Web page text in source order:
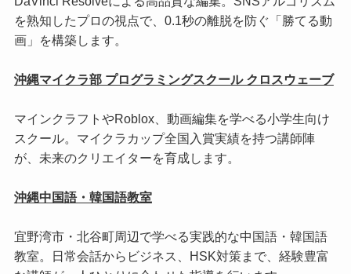
を熟知したプロの視点で、0.1秒の離脱を防ぐ「勝てる動
画」を構築します。
沖縄マイクラ部 プログラミングスクール クロスウェーブ
マインクラフトやRoblox、動画編集を学べる小学生向け
スクール。マイクラカップ全国入賞実績を持つ講師陣
が、未来のクリエイターを育成します。
沖縄中国語・韓国語教室
宜野湾市・北谷町周辺で学べる実践的な中国語・韓国語
教室。日常会話からビジネス、HSK対策まで、経験豊富